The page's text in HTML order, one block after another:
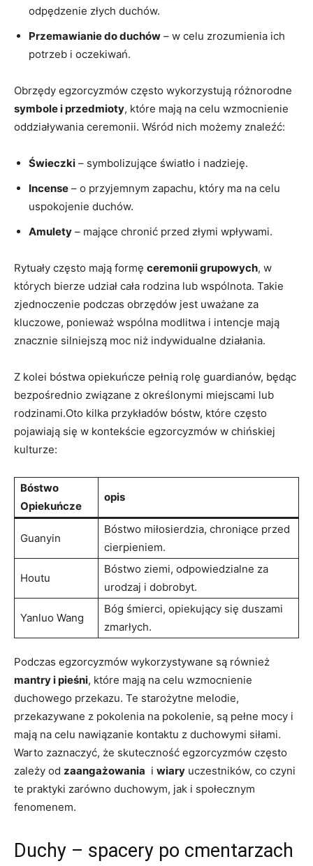
odpędzenie⁤ złych‍ duchów.
Przemawianie do duchów ⁣– w celu zrozumienia ich
potrzeb i oczekiwań.
Obrzędy egzorcyzmów często wykorzystują⁣ różnorodne
symbole i przedmioty, ⁣które mają na celu wzmocnienie
oddziaływania⁤ ceremonii. Wśród nich możemy znaleźć:
Świeczki – ⁢symbolizujące światło i nadzieję.
Incense –⁣ o przyjemnym zapachu, który ma na celu‌
uspokojenie duchów.
Amulety – mające ‍chronić⁣ przed złymi wpływami.
Rytuały ​często mają formę ceremonii ⁢grupowych, w
których bierze udział cała rodzina lub wspólnota. Takie⁤
zjednoczenie podczas‌ obrzędów⁢ jest uważane za
kluczowe, ponieważ wspólna modlitwa⁣ i intencje mają
znacznie‌ silniejszą moc niż indywidualne działania.
Z kolei ‍bóstwa‌ opiekuńcze pełnią‍ rolę guardianów, będąc
bezpośrednio związane z ⁣określonymi miejscami lub
‍rodzinami.Oto kilka‍ przykładów bóstw,‍ które często
pojawiają ⁣się w kontekście egzorcyzmów w​ chińskiej
kulturze:
Bóstwo⁢
Opiekuńcze
opis
Guanyin
Bóstwo miłosierdzia, chroniące przed
cierpieniem.
Houtu
Bóstwo ziemi, odpowiedzialne za​
urodzaj i dobrobyt.
Yanluo Wang
Bóg ⁢śmierci, opiekujący się duszami
zmarłych.
Podczas egzorcyzmów wykorzystywane są również‍
mantry​ i pieśni, które mają na celu wzmocnienie‌
duchowego przekazu. ⁤Te starożytne melodie,
przekazywane z pokolenia na pokolenie, są pełne mocy i
mają ⁢na celu nawiązanie‌ kontaktu z ​duchowymi siłami.
Warto⁤ zaznaczyć, że skuteczność egzorcyzmów często
zależy od zaangażowania ‍ i⁢ wiary uczestników, co czyni
te⁣ praktyki ⁢zarówno duchowym, ‍jak i społecznym
fenomenem.
Duchy – spacery po cmentarzach